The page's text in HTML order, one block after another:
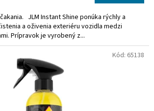
JLM Instant Shine ponúka rýchly a
a oživenia exteriéru vozidla medzi
Prípravok je vyrobený z...
Kód: 65138